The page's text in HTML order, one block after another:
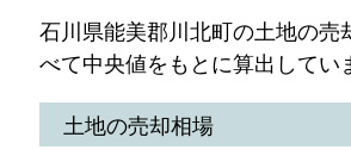
石川県能美郡川北町の土地の売
べて中央値をもとに算出してい
土地の売却相場